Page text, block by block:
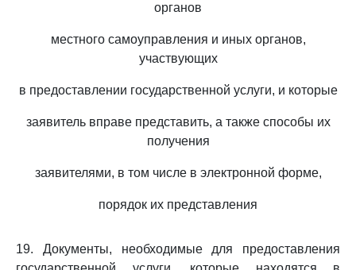
органов
местного самоуправления и иных органов,
участвующих
в предоставлении государственной услуги, и которые
заявитель вправе представить, а также способы их
получения
заявителями, в том числе в электронной форме,
порядок их представления
19. Документы, необходимые для предоставления